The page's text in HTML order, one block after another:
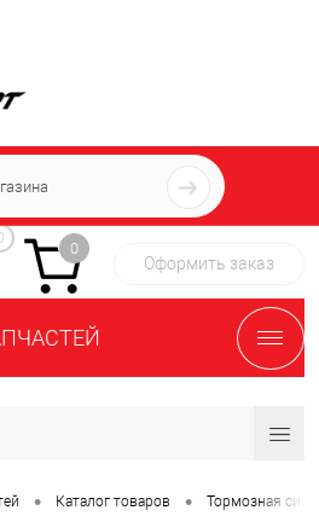
+7 (939) 716-10-06
пн-пт 7:00-16:00 МСК
0
Оформить заказ
• Каталог товаров • Тормозная